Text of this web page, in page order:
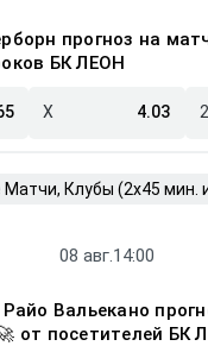
прогноз на
БК ЛЕОН
X 4.03 2
Вальекано
от посетителей БК